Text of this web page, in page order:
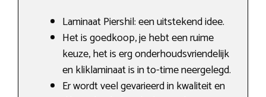
Laminaat Piershil: een uitstekend idee.
Het is goedkoop, je hebt een ruime
keuze, het is erg onderhoudsvriendelijk
en kliklaminaat is in to-time neergelegd.
Er wordt veel gevarieerd in kwaliteit en